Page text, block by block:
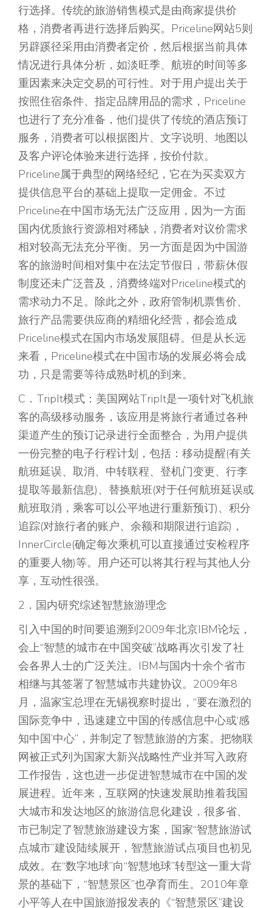
行选择。传统的旅游销售模式是由商家提供价
格，消费者再进行选择后购买。Priceline网站5则
另辟蹊径采用由消费者定价，然后根据当前具体
情况进行具体分析，如淡旺季、航班的时间等多
重因素来决定交易的可行性。对于用户提出关于
按照住宿条件、指定品牌用品的需求，Priceline
也进行了充分准备，他们提供了传统的酒店预订
服务，消费者可以根据图片、文字说明、地图以
及客户评论体验来进行选择，按价付款。
Priceline属于典型的网络经纪，它在为买卖双方
提供信息平台的基础上提取一定佣金。不过
Priceline在中国市场无法广泛应用，因为一方面
国内优质旅行资源相对稀缺，消费者对议价需求
相对较高无法充分平衡。另一方面是因为中国游
客的旅游时间相对集中在法定节假日，带薪休假
制度还未广泛普及，消费终端对Priceline模式的
需求动力不足。除此之外，政府管制机票售价、
旅行产品需要供应商的精细化经营，都会造成
Priceline模式在国内市场发展阻碍。但是从长远
来看，Priceline模式在中国市场的发展必将会成
功，只是需要等待成熟时机的到来。
C．TripIt模式：美国网站TripIt是一项针对飞机旅
客的高级移动服务，该应用是将旅行者通过各种
渠道产生的预订记录进行全面整合，为用户提供
一份完整的电子行程计划，包括：移动提醒(有关
航班延误、取消、中转联程、登机门变更、行李
提取等最新信息)、替换航班(对于任何航班延误或
航班取消，乘客可以公平地进行重新预订)、积分
追踪(对旅行者的账户、余额和期限进行追踪)，
InnerCircle(确定每次乘机可以直接通过安检程序
的重要人物)等。用户还可以将其行程与其他人分
享，互动性很强。
2．国内研究综述智慧旅游理念
引入中国的时间要追溯到2009年北京IBM论坛，
会上“智慧的城市在中国突破”战略再次引发了社
会各界人士的广泛关注。IBM与国内十余个省市
相继与其签署了智慧城市共建协议。2009年8
月，温家宝总理在无锡视察时提出，“要在激烈的
国际竞争中，迅速建立中国的传感信息中心或‘感
知中国’中心”，并制定了智慧旅游的方案。把物联
网被正式列为国家大新兴战略性产业并写入政府
工作报告，这也进一步促进智慧城市在中国的发
展进程。近年来，互联网的快速发展助推着我国
大城市和发达地区的旅游信息化建设，很多省、
市已制定了智慧旅游建设方案，国家“智慧旅游试
点城市”建设陆续展开，智慧旅游试点项目也初见
成效。在“数字地球”向“智慧地球”转型这一重大背
景的基础下，“智慧景区”也孕育而生。2010年章
小平等人在中国旅游报发表的《“智慧景区”建设